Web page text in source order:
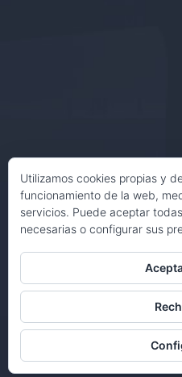
Utilizamos cookies propias y
funcionamiento de la web,
servicios. Puede aceptar
necesarias o configurar sus